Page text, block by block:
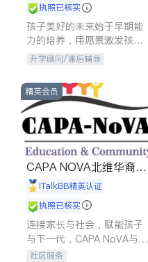
执照已核实
孩子美好的未来始于早期能
力的培养，用愿景激发孩子
的学习潜力和动力。理念：
石。
升学顾问/课后辅导
精英会员
CAPA NOVA北维华裔家
长会iTalkBB精英认证
执照已核实
连接家长与社会，赋能孩子
与下一代，CAPA NoVA与您
携手建设包容、公平、充满
社区服务